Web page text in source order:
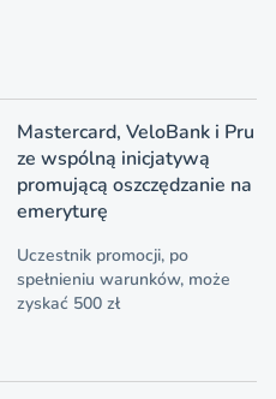
Mastercard, VeloBank i Pru
ze wspólną inicjatywą
promującą oszczędzanie na
emeryturę
Uczestnik promocji, po
spełnieniu warunków, może
zyskać 500 zł